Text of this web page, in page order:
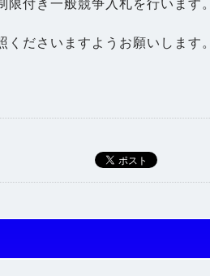
付き一般競争入札を行います。
ださいますようお願いします。